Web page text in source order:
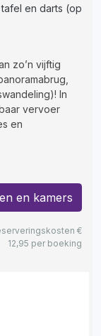
en darts (op
zo’n vijftig
In
vervoer
en
en kamers
€
12,95 per boeking